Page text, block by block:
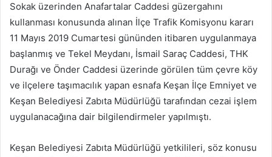
r
m
e
k
Sokak üzerinden Anafartalar Caddesi güzergahını
kullanması konusunda alınan İlçe Trafik Komisyonu kararı
11 Mayıs 2019 Cumartesi gününden itibaren uygulanmaya
başlanmış ve Tekel Meydanı, İsmail Saraç Caddesi, THK
Durağı ve Önder Caddesi üzerinde görülen tüm çevre köy
ve ilçelere taşımacılık yapan esnafa Keşan İlçe Emniyet ve
Keşan Belediyesi Zabıta Müdürlüğü tarafından cezai işlem
uygulanacağına dair bilgilendirmeler yapılmıştı.
Keşan Belediyesi Zabıta Müdürlüğü yetkilileri, söz konusu